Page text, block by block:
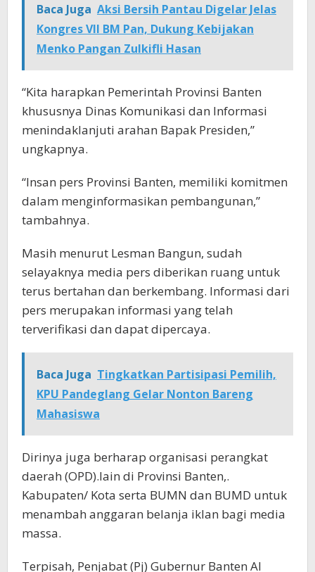
Baca Juga Aksi Bersih Pantau Digelar Jelas
Kongres VII BM Pan, Dukung Kebijakan
Menko Pangan Zulkifli Hasan
“Kita harapkan Pemerintah Provinsi Banten
khususnya Dinas Komunikasi dan Informasi
menindaklanjuti arahan Bapak Presiden,”
ungkapnya.
“Insan pers Provinsi Banten, memiliki komitmen
dalam menginformasikan pembangunan,”
tambahnya.
Masih menurut Lesman Bangun, sudah
selayaknya media pers diberikan ruang untuk
terus bertahan dan berkembang. Informasi dari
pers merupakan informasi yang telah
terverifikasi dan dapat dipercaya.
Baca Juga Tingkatkan Partisipasi Pemilih,
KPU Pandeglang Gelar Nonton Bareng
Mahasiswa
Dirinya juga berharap organisasi perangkat
daerah (OPD).lain di Provinsi Banten,.
Kabupaten/ Kota serta BUMN dan BUMD untuk
menambah anggaran belanja iklan bagi media
massa.
Terpisah, Penjabat (Pj) Gubernur Banten Al